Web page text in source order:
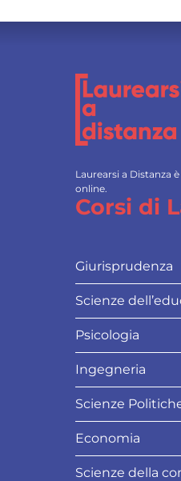
Laurearsi a Distanza
online.
Corsi di
Giurisprudenza
Scienze
Psicologia
Ingegneria
Scienze
Economia
Scienze della